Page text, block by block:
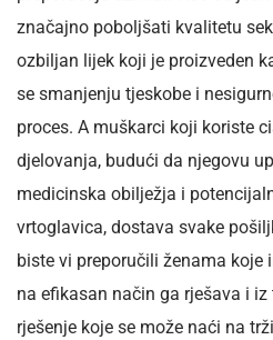
značajno poboljšati kvalitetu
ozbiljan lijek koji je proizveden
se smanjenju tjeskobe i
proces. A muškarci koji koriste
djelovanja, budući da njegovu
medicinska obilježja i
vrtoglavica, dostava svake
biste vi preporučili ženama koje
na efikasan način ga rješava i
rješenje koje se može naći na